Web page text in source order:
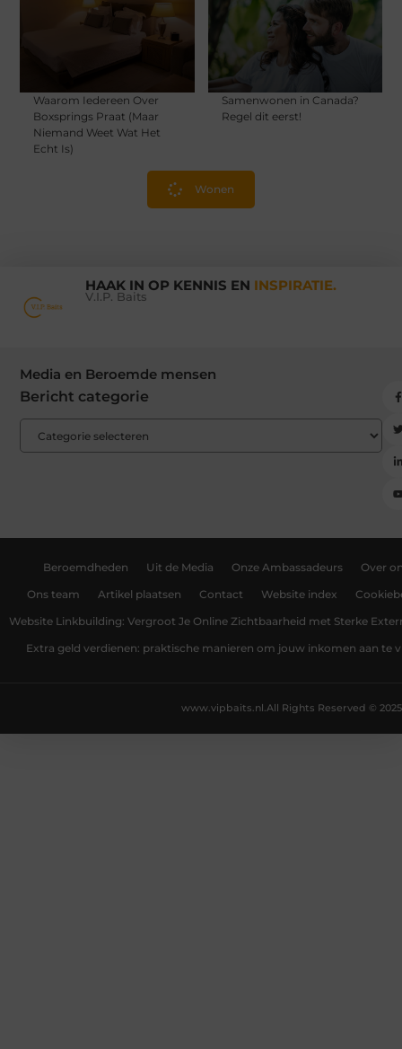
Waarom Iedereen Over
Boxsprings Praat (Maar
Niemand Weet Wat Het
Echt Is)
Samenwonen in Canada?
Regel dit eerst!
Wonen
HAAK IN OP KENNIS EN INSPIRATIE.
V.I.P. Baits
Media en Beroemde mensen
Bericht categorie
Beroemdheden Uit de Media Onze Ambassadeurs Over
Ons team Artikel plaatsen Contact Website index
Website Linkbuilding: Vergroot Je Online Zichtbaarheid met Sterke
Extra geld verdienen: praktische manieren om jouw inkomen aan te
All Rights Reserved © 2025
www.vipbaits.nl.